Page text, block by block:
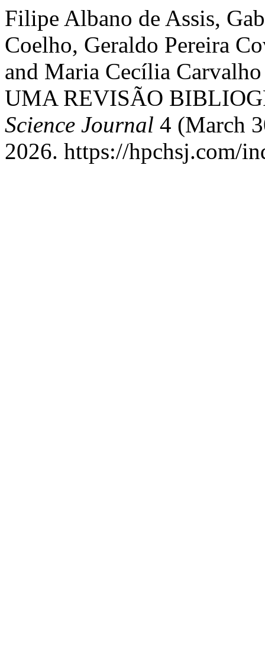
Filipe Albano de Assis,
Coelho, Geraldo Pereira
and Maria Cecília
UMA REVISÃO
Science Journal 4 (March
2026. https://hpchsj.com/